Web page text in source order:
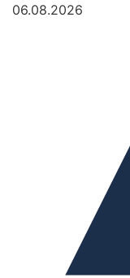
06.08.2026